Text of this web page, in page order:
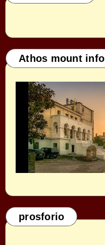
Athos mount info
prosforio